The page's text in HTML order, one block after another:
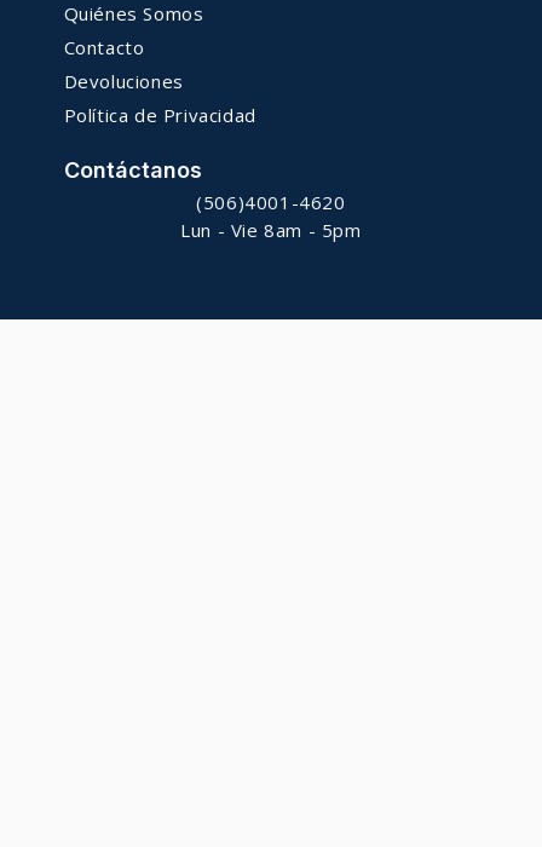
Quiénes Somos
Contacto
Devoluciones
Política de Privacidad
Contáctanos
(506)4001-4620
Lun - Vie 8am - 5pm